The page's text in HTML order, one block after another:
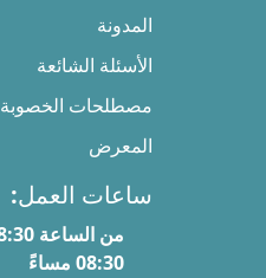
المدونة
الأسئلة الشائعة
مصطلحات الخصوبة
المعرض
ساعات العمل:
08:30 مساءً